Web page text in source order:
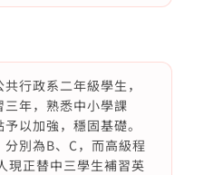
行政系二年級學生，
年，熟悉中小學課
以加強，穩固基礎。
別為B、C，而高級程
現正替中三學生補習英